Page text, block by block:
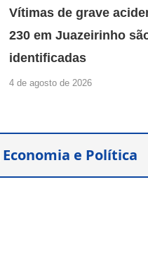
Vítimas de grave
230 em Juazeirinho
identificadas
4 de agosto de 2026
Economia e Política